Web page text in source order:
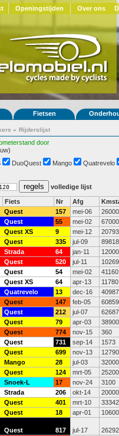
Openingstijden Over ons
Fietsen
» Rijderslijst
door
DuoQuest Mango Quatrevelo
volledige lijst
Fiets Nr Afg
Quest 157 mei-06 26000
Quest 55 mei-02 67000
Quest XS 9 mei-12 20793
Quest 335 jul-09 89818
Strada 64 jan-11 12000
Quest 520 jul-11 10269
Quest 54 mei-02 41160
Quest XS 64 apr-13 11780
Quatrevelo 13 dec-16 40987
Quest 147 feb-05 60859
Quest 212 jul-07 62687
Quest 79 apr-03 38900
Quest 774 nov-15 360
Quest 731 sep-14 1573
Quest 699 nov-13 12790
Mango 28 jul-03 32000
Quest 124 mrt-05 25200
Snoek-L 17 nov-24 3100
Strada 206 okt-14 20000
Quest 401 mrt-10 33342
Quest 18 apr-01
Quest 817 jul-17 26292